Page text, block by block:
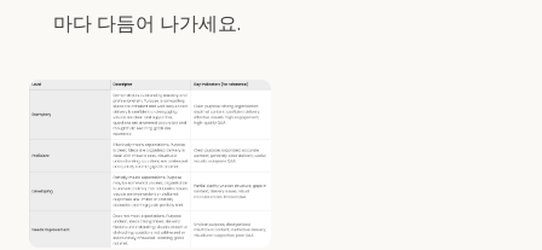
마다 다듬어 나가세요.